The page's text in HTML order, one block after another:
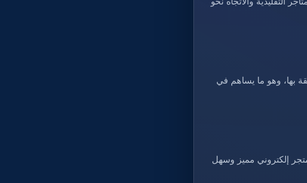
بها، وهو ما يساهم في
إلكتروني مميز وسهل